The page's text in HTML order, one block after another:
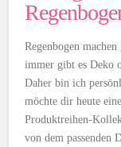
Regenbogen
immer gibt es Deko
Daher bin ich
möchte dir heute
Produktreihen-
von dem passenden